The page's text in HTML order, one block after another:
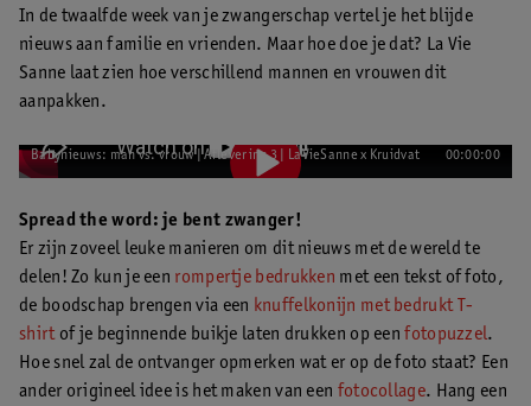
In de twaalfde week van je zwangerschap vertel je het blijde
nieuws aan familie en vrienden. Maar hoe doe je dat? La Vie
Sanne laat zien hoe verschillend mannen en vrouwen dit
aanpakken.
Babynieuws: man vs. vrouw | Aflevering 3 | LaVieSanne x Kruidvat 00:00:00
Spread the word: je bent zwanger!
Er zijn zoveel leuke manieren om dit nieuws met de wereld te
delen! Zo kun je een rompertje bedrukken met een tekst of foto,
de boodschap brengen via een knuffelkonijn met bedrukt T-
shirtof je beginnende buikje laten drukken op eenfotopuzzel.
Hoe snel zal de ontvanger opmerken wat er op de foto staat? Een
ander origineel idee is het maken van een fotocollage. Hang een